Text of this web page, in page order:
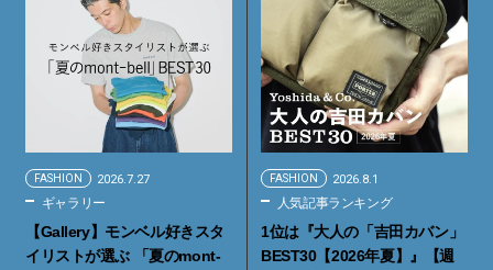
FASHION 2026.7.27
ギャラリー
【Gallery】モンベル好きスタ
イリストが選ぶ 「夏のmont-
FASHION 2026.8.1
人気記事ランキング
1位は『大人の「吉田カバン」
BEST30【2026年夏】』【週